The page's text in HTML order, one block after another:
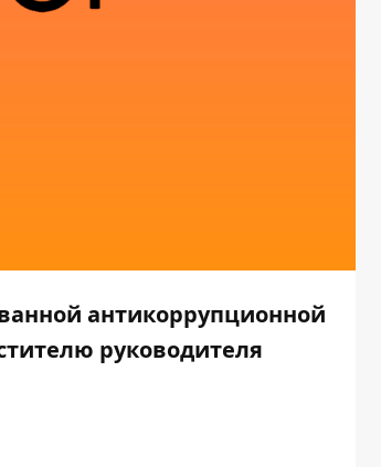
антикоррупционной
руководителя